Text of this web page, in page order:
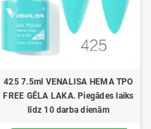
425 7.5ml VENALISA HEMA TPO
FREE GĒLA LAKA. Piegādes laiks
līdz 10 darba dienām